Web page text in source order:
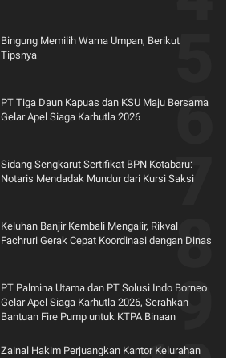
Bingung Memilih Warna Umpan, Berikut
Tipsnya
PT Tiga Daun Kapuas dan KSU Maju Bersama
Gelar Apel Siaga Karhutla 2026
Sidang Sengkarut Sertifikat BPN Kotabaru:
Notaris Mendadak Mundur dari Kursi Saksi
Keluhan Banjir Kembali Mengalir, Rikval
Fachruri Gerak Cepat Koordinasi dengan Dinas
PT Palmina Utama dan PT Solusi Indo Borneo
Gelar Apel Siaga Karhutla 2026, Serahkan
Bantuan Fire Pump untuk KTPA Binaan
Zainal Hakim Perjuangkan Kantor Kelurahan